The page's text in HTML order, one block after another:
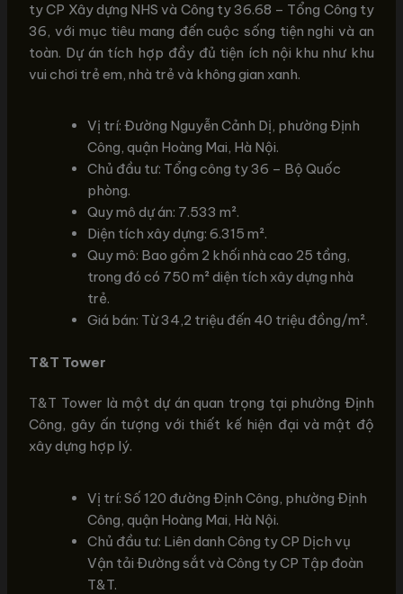
ty CP Xây dựng NHS và Công ty 36.68 – Tổng Công ty
36, với mục tiêu mang đến cuộc sống tiện nghi và an
toàn. Dự án tích hợp đầy đủ tiện ích nội khu như khu
vui chơi trẻ em, nhà trẻ và không gian xanh.
Vị trí: Đường Nguyễn Cảnh Dị, phường Định
Công, quận Hoàng Mai, Hà Nội.
Chủ đầu tư: Tổng công ty 36 – Bộ Quốc
phòng.
Quy mô dự án: 7.533 m².
Diện tích xây dựng: 6.315 m².
Quy mô: Bao gồm 2 khối nhà cao 25 tầng,
trong đó có 750 m² diện tích xây dựng nhà
trẻ.
Giá bán: Từ 34,2 triệu đến 40 triệu đồng/m².
T&T Tower
T&T Tower là một dự án quan trọng tại phường Định
Công, gây ấn tượng với thiết kế hiện đại và mật độ
xây dựng hợp lý.
Vị trí: Số 120 đường Định Công, phường Định
Công, quận Hoàng Mai, Hà Nội.
Chủ đầu tư: Liên danh Công ty CP Dịch vụ
Vận tải Đường sắt và Công ty CP Tập đoàn
T&T.